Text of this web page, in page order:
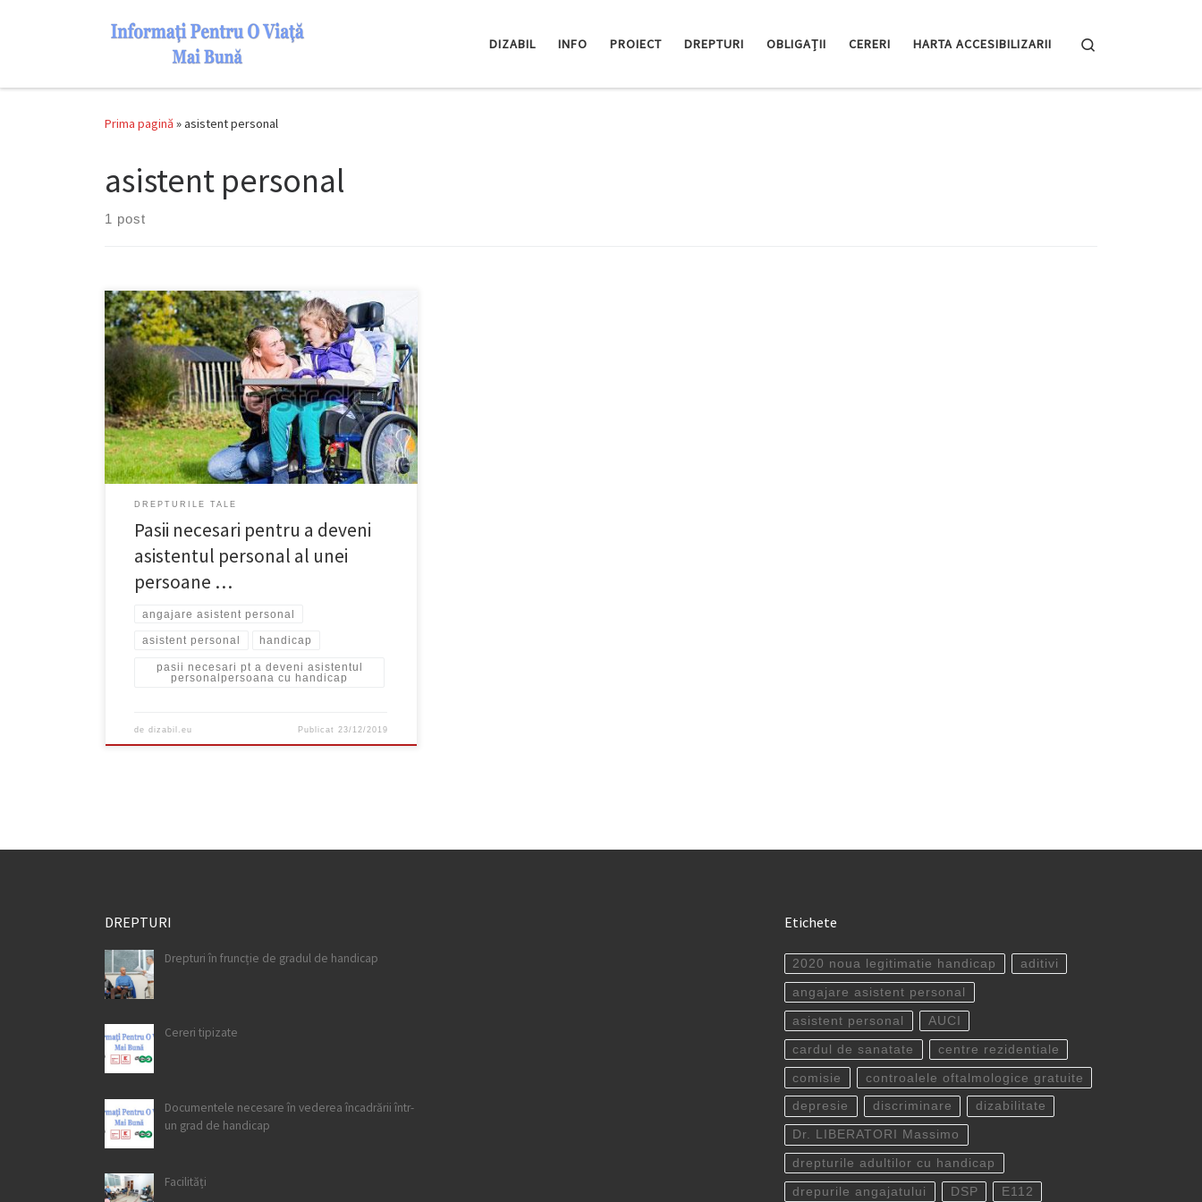
DIZABIL INFO PROIECT DREPTURI OBLIGAȚII CERERI HARTA ACCESIBILIZARII
Prima pagină»asistent personal
asistent personal
1 post
Dosarul de angajare va cuprinde:a) cererea de
angajare;b) copie de pe actul de identitate al
persoanei care solicită angajarea....
DREPTURILE TALE
Pasii necesari pentru a deveni
asistentul personal al unei
persoane …
angajare asistent personal
asistent personal handicap
pasii necesari pt a deveni asistentul
personalpersoana cu handicap
dedizabil.eu Publicat 23/12/2019
DREPTURI
Drepturi în fruncție de gradul de handicap
Cereri tipizate
Documentele necesare în vederea încadrării într-
un grad de handicap
Facilități
Etichete
2020 noua legitimatie handicap aditivi
angajare asistent personal
asistent personal AUCI
cardul de sanatate centre rezidentiale
comisie controalele oftalmologice gratuite
depresie discriminare dizabilitate
Dr. LIBERATORI Massimo
drepturile adultilor cu handicap
drepurile angajatului DSP E112